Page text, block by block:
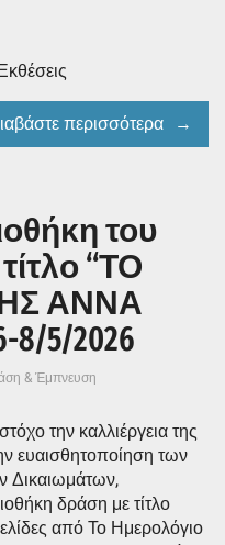
περισσότερα
του
“ΤΟ
ΑΝΝΑ
5/2026
& Έμπνευση
την καλλιέργεια της
ευαισθητοποίηση των
Δικαιωμάτων,
δράση με τίτλο
από Το Ημερολόγιο